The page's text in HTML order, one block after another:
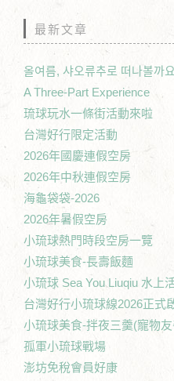
最新文章
올여름, 샤오류추로 떠나볼까
A Three-Part Experience
琉球玩水一條街活動來啦
台灣好行限定活動
2026年國慶連假空房
2026年中秋連假空房
海龜袋袋-2026
2026年暑假空房
小琉球熱門時段空房一覽
小琉球美食-長壽飯麵
小琉球 Sea You Liuqiu 水上
台灣好行小琉球線2026正式
小琉球美食-拌夜三羹(寵物友
孤軍小琉球戰場
澎坊免稅會員好康